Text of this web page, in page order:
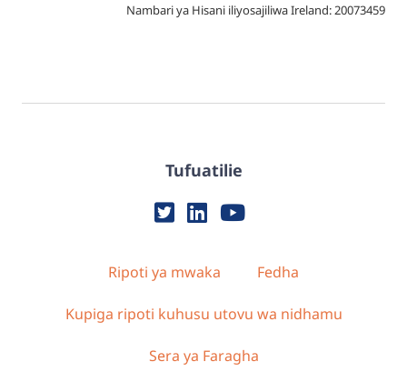
Nambari ya Hisani iliyosajiliwa Ireland: 20073459
Tufuatilie
Ripoti ya mwaka Fedha
Kupiga ripoti kuhusu utovu wa nidhamu
Sera ya Faragha